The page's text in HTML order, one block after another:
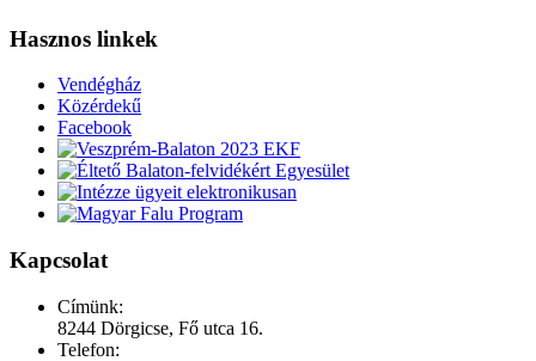
Hasznos linkek
Vendégház
Közérdekű
Facebook
Kapcsolat
Címünk:
8244 Dörgicse, Fő utca 16.
Telefon: